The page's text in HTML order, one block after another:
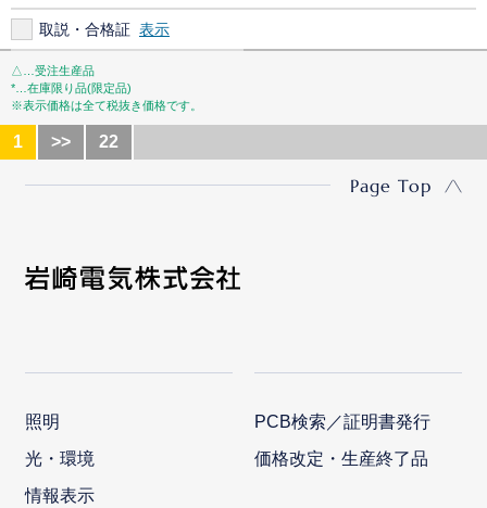
取説・合格証
△…受注生産品
*…在庫限り品(限定品)
※表示価格は全て税抜き価格です。
1 >> 22
Page Top
照明
光・環境
情報表示
PCB検索／証明書発行
価格改定・生産終了品